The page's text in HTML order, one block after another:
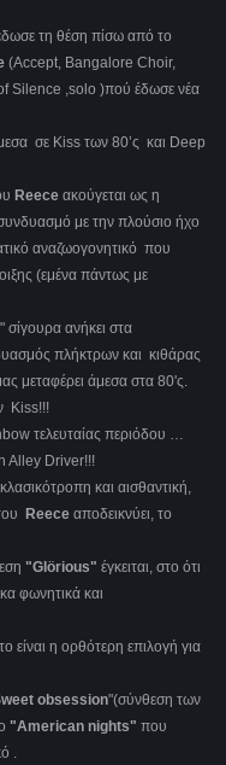
τη θέση πίσω από το
(Accept, Bangalore Choir,
Silence ,solo )πού έδωσε νέα
σε Kiss των 80’ς και Deep
Reece ακούγεται ως η
με την πλούσιο ήχο
αναζωογονητικό που
(εμένα πάντως με
" σίγουρα ανήκει στα
πλήκτρων και κιθάρας
μεταφέρει άμεσα στα 80'ς.
Kiss!!!
τελευταίας περιόδου …
Alley Driver!!!
κλασικότροπη και αισθαντική,
Reece αποδεικνύει, το
"Glörious" έγκειται, στο ότι
φωνητικά και
είναι η ορθότερη επιλογή για
obsession"(σύνθεση των
"American nights" που
.